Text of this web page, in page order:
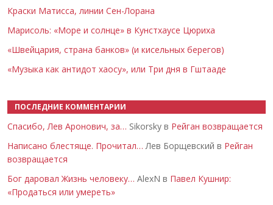
Краски Матисса, линии Сен-Лорана
Марисоль: «Море и солнце» в Кунстхаусе Цюриха
«Швейцария, страна банков» (и кисельных берегов)
«Музыка как антидот хаосу», или Три дня в Гштааде
ПОСЛЕДНИЕ КОММЕНТАРИИ
Спасибо, Лев Аронович, за… Sikorsky в Рейган возвращается
Написано блестяще. Прочитал… Лев Борщевский в Рейган
возвращается
Бог даровал Жизнь человеку… AlexN в Павел Кушнир:
«Продаться или умереть»